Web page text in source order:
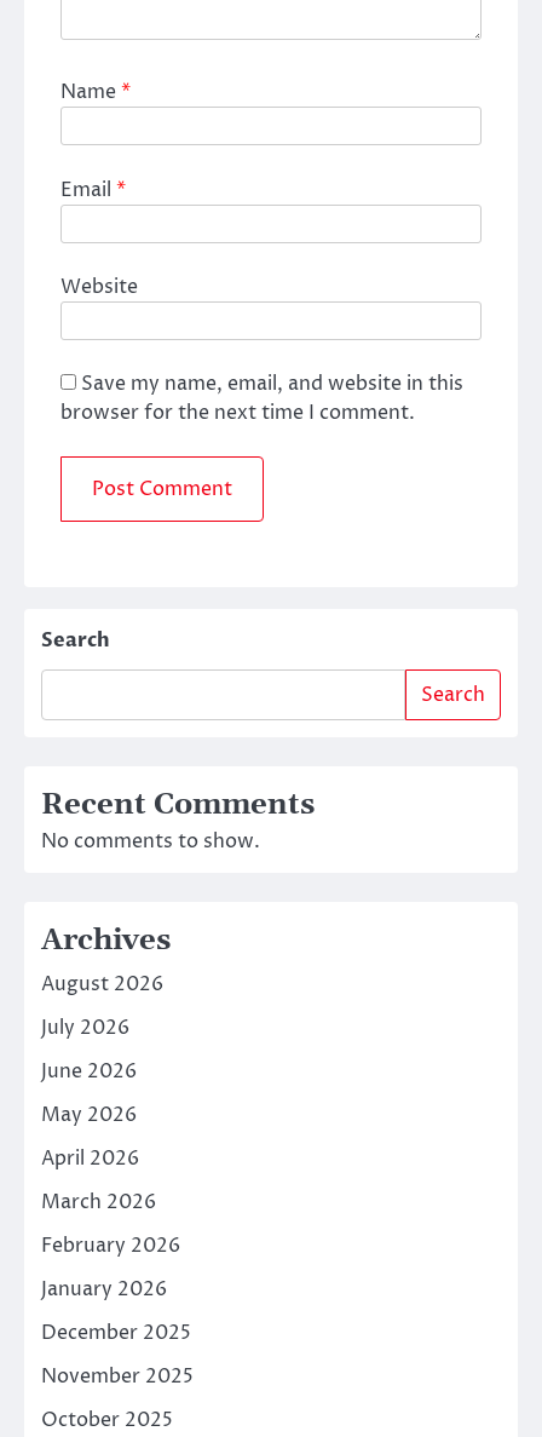
Name*
Email *
Website
Save my name, email, and website in this
browser for the next time I comment.
Search
Search
Recent Comments
No comments to show.
Archives
August 2026
July 2026
June 2026
May 2026
April 2026
March 2026
February 2026
January 2026
December 2025
November 2025
October 2025